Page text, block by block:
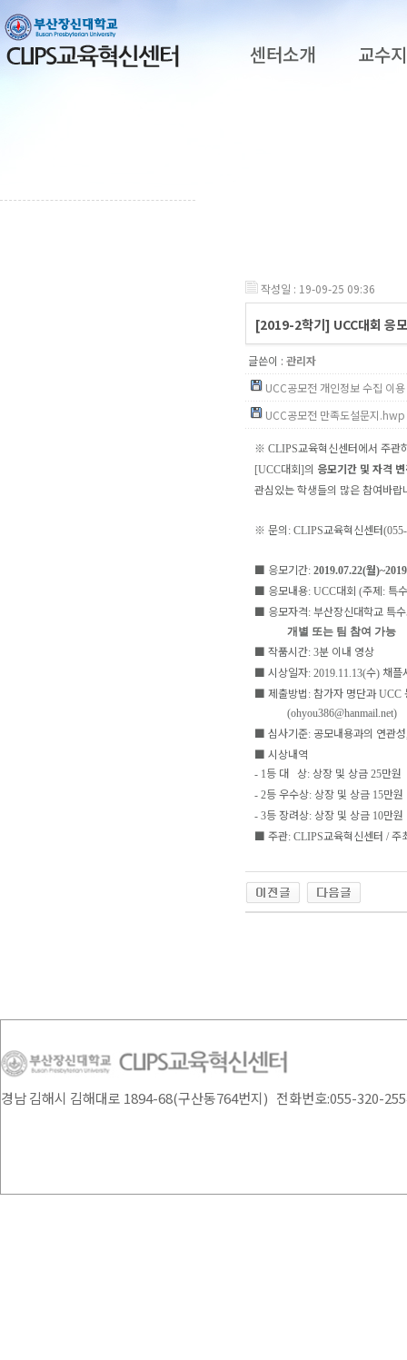
센터소개 교수
작성일 : 19-09-25 09:36
[2019-2학기] UCC대회 응
글쓴이 : 관리자
UCC공모전 개인정보 수집 이
UCC공모전 만족도설문지
※ CLIPS교육혁신센터에서 주관
[UCC대회]의 응모기간 및 자격
관심있는 학생들의 많은 참여바랍
※ 문의 : CLIPS교육혁신센터
■ 응모기간: 2019.07.22(월
■ 응모내용: UCC대회 (주제: 특
■ 응모자격: 부산장신대학교 특
개별 또는 팀 참여 가능
■ 작품시간: 3분 이내 영상
■ 시상일자: 2019.11.13(수) 채플
■ 제출방법 : 참가자 명단과UCC
(ohyou386@hanmail.net)
■ 심사기준: 공모내용과의 연관성
■ 시상내역
- 1등 대 상: 상장 및 상금 25만원
- 2등 우수상: 상장 및 상금 15만원
- 3등 장려상: 상장 및 상금 10만원
■ 주관: CLIPS교육혁신센터 /주
경남 김해시 김해대로 1894-68(구산동764번지) 전화번호:055-320-